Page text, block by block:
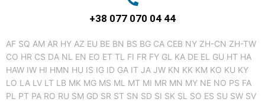
+38 077 070 04 44
AF SQ AM AR HY AZ EU BE BN BS BG CA CEB NY ZH-CN ZH-TW
CO HR CS DA NL EN EO ET TL FI FR FY GL KA DE EL GU HT HA
HAW IW HI HMN HU IS IG ID GA IT JA JW KN KK KM KO KU KY
LO LA LV LT LB MK MG MS ML MT MI MR MN MY NE NO PS FA
PL PT PA RO RU SM GD SR ST SN SD SI SK SL SO ES SU SW SV